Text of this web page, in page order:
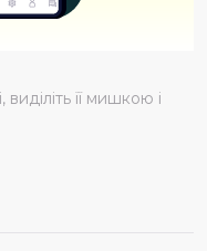
її мишкою і